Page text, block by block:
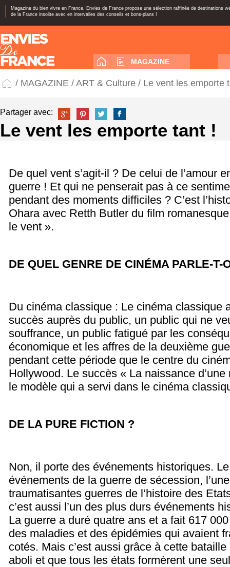
Magazine du bien vivre en France, Envies de France propose une sélection raffinée de destinations
de la France insolite avec en intervalles des conseils et bons-plans !
MAGAZINE
/ MAGAZINE / ART & Culture / Le vent les emporte
Partager avec:
Le vent les emporte tant !
De quel vent s’agit-il ? De celui de l’amour
guerre ! Et qui ne penserait pas à ce
pendant des moments difficiles ? C’est
Ohara avec Retth Butler du film
le vent ».
DE QUEL GENRE DE CINÉMA PARLE-T-
Du cinéma classique : Le cinéma classique
succès auprès du public, un public qui ne
souffrance, un public fatigué par les
économique et les affres de la deuxième
pendant cette période que le centre du
Hollywood. Le succès « La naissance
le modèle qui a servi dans le cinéma
DE LA PURE FICTION ?
Non, il porte des événements historiques.
événements de la guerre de sécession,
traumatisantes guerres de l’histoire des
c’est aussi l’un des plus durs événements
La guerre a duré quatre ans et a fait 617
des maladies et des épidémies qui avaient
cotés. Mais c’est aussi grâce à cette bataille
aboli et que tous les états formèrent une